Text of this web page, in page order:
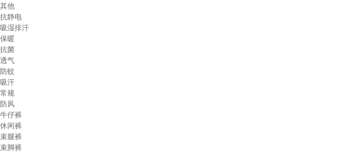
其他
抗静电
吸湿排汗
保暖
抗菌
透气
防蚊
吸汗
常规
防风
牛仔裤
休闲裤
束腿裤
束脚裤